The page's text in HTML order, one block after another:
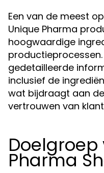
Een van de meest
Unique Pharma
hoogwaardige
gedetailleerde
inclusief de
wat bijdraagt aan
vertrouwen van
Pharma